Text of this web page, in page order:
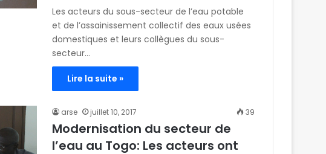
Les acteurs du sous-secteur de l’eau potable
et de l’assainissement collectif des eaux usées
domestiques et leurs collègues du sous-
secteur…
Lire la suite »
arse juillet 10, 2017 39
Modernisation du secteur de
l’eau au Togo: Les acteurs ont